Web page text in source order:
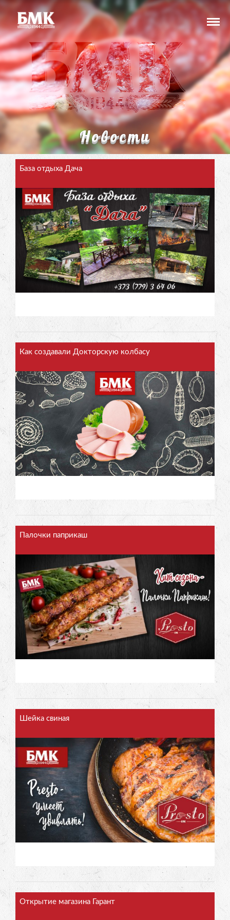
Новости
База отдыха Дача
Как создавали Докторскую колбасу
Палочки паприкаш
Шейка свиная
Открытие магазина Гарант